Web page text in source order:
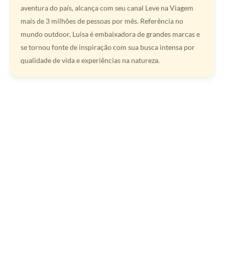
aventura do país, alcança com seu canal Leve na Viagem
mais de 3 milhões de pessoas por mês. Referência no
mundo outdoor, Luisa é embaixadora de grandes marcas e
se tornou fonte de inspiração com sua busca intensa por
qualidade de vida e experiências na natureza.